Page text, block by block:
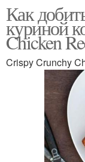
Как
куриной
Chicken
Crispy Crunchy